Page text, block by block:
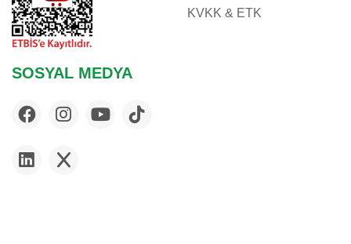
KVKK & ETK
SOSYAL MEDYA